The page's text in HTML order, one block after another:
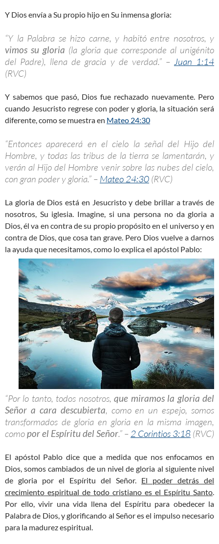
Y Dios envía a Su propio hijo en Su inmensa gloria:
“Y la Palabra se hizo carne, y habitó entre nosotros, y
vimos su gloria (la gloria que corresponde al unigénito
del Padre), llena de gracia y de verdad.” – Juan 1:14
(RVC)
Y sabemos que pasó, Dios fue rechazado nuevamente. Pero
cuando Jesucristo regrese con poder y gloria, la situación será
diferente, como se muestra en Mateo 24:30
“Entonces aparecerá en el cielo la señal del Hijo del
Hombre, y todas las tribus de la tierra se lamentarán, y
verán al Hijo del Hombre venir sobre las nubes del cielo,
con gran poder y gloria.” – Mateo 24:30 (RVC)
La gloria de Dios está en Jesucristo y debe brillar a través de
nosotros, Su iglesia. Imagine, si una persona no da gloria a
Dios, él va en contra de su propio propósito en el universo y en
contra de Dios, que cosa tan grave. Pero Dios vuelve a darnos
la ayuda que necesitamos, como lo explica el apóstol Pablo:
“Por lo tanto, todos nosotros,que miramos la gloria del
Señor a cara descubierta, como en un espejo, somos
transformados de gloria en gloria en la misma imagen,
comopor el Espíritu del Señor.” –2 Corintios 3:18 (RVC)
El apóstol Pablo dice que a medida que nos enfocamos en
Dios, somos cambiados de un nivel de gloria al siguiente nivel
de gloria por el Espíritu del Señor. El poder detrás del
crecimiento espiritual de todo cristiano es el Espíritu Santo.
Por ello, vivir una vida llena del Espíritu para obedecer la
Palabra de Dios, y glorificando al Señor es el impulso necesario
para la madurez espiritual.